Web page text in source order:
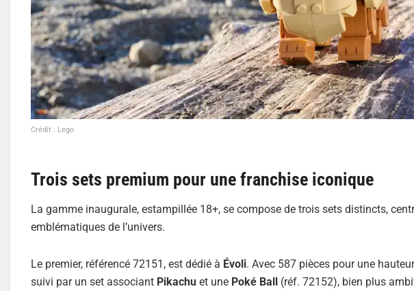
Crédit : Lego
Trois sets premium pour une franchise iconique
La gamme inaugurale, estampillée 18+, se compose de trois sets distincts,
emblématiques de l’univers.
Le premier, référencé 72151, est dédié à Évoli. Avec 587 pièces pour une
suivi par un set associant Pikachu et une Poké Ball
(réf. 72152), bien plus